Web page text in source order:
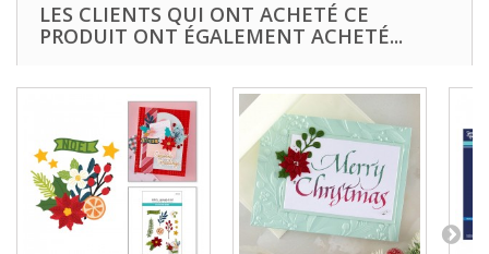
LES CLIENTS QUI ONT ACHETÉ CE
PRODUIT ONT ÉGALEMENT ACHETÉ...